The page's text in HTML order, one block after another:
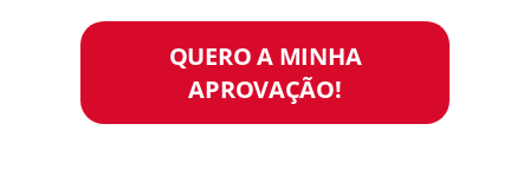
QUERO A MINHA
APROVAÇÃO!